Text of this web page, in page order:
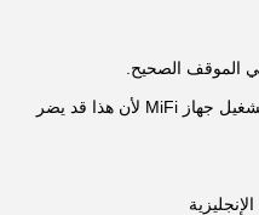
لا تخلع بطاقة SIM عندما يتم تشغيل جهاز MiFi لأن هذا قد يضر